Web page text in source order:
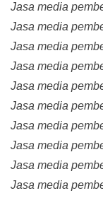
Jasa media
Jasa media
Jasa media
Jasa media
Jasa media
Jasa media
Jasa media
Jasa media
Jasa media
Jasa media